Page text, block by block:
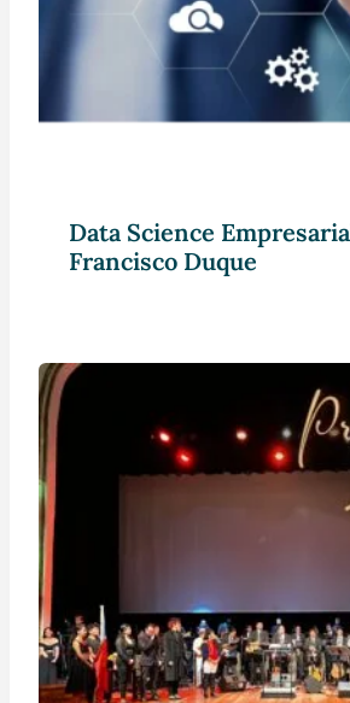
Data Science
Francisco Duque